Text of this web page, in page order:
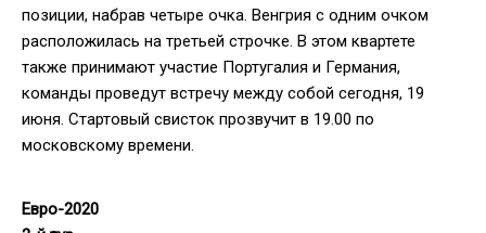
позиции, набрав четыре очка. Венгрия с одним очком
расположилась на третьей строчке. В этом квартете
также принимают участие Португалия и Германия,
команды проведут встречу между собой сегодня, 19
июня. Стартовый свисток прозвучит в 19.00 по
московскому времени.
Евро-2020